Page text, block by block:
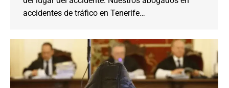
accidentes de tráfico en Tenerife…